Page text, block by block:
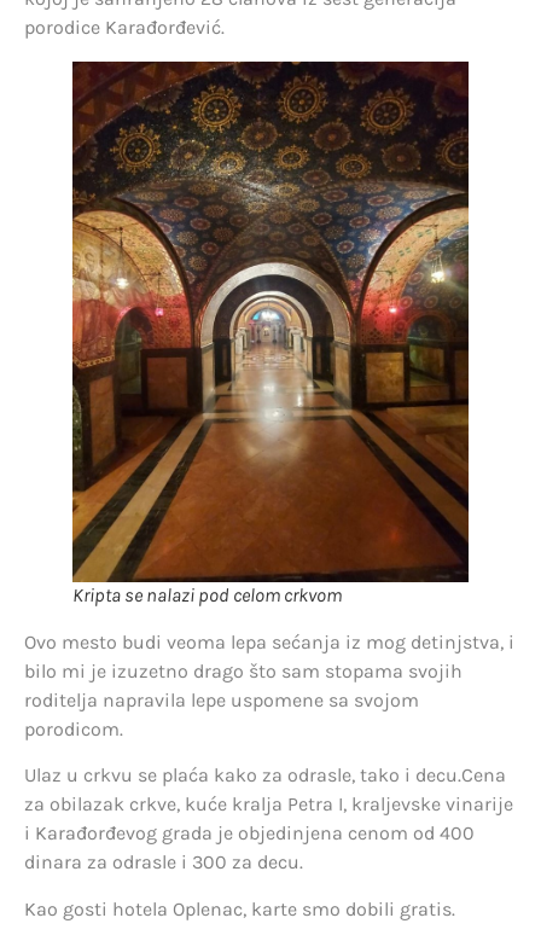
porodice Karađorđević.
Kripta se nalazi pod celom crkvom
Ovo mesto budi veoma lepa sećanja iz mog detinjstva, i
bilo mi je izuzetno drago što sam stopama svojih
roditelja napravila lepe uspomene sa svojom
porodicom.
Ulaz u crkvu se plaća kako za odrasle, tako i decu.Cena
za obilazak crkve, kuće kralja Petra I, kraljevske vinarije
i Karađorđevog grada je objedinjena cenom od 400
dinara za odrasle i 300 za decu.
Kao gosti hotela Oplenac, karte smo dobili gratis.